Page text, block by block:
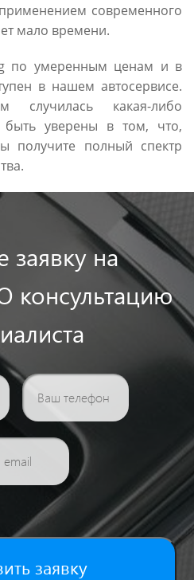
современного
мало времени.
по умеренным ценам и в
в нашем автосервисе.
случилась какая-либо
уверены в том, что,
получите полный спектр
заявку на
заявку